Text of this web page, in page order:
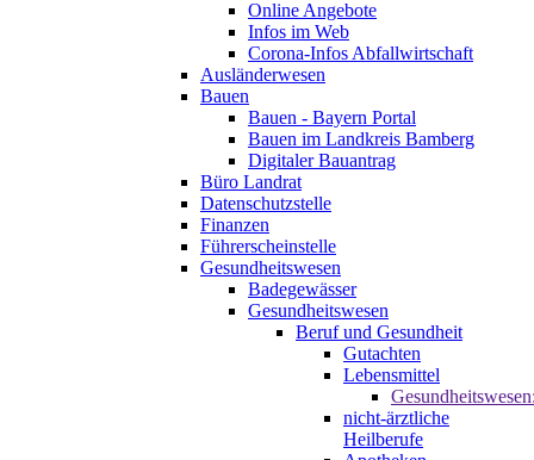
Online Angebote
Infos im Web
Corona-Infos Abfallwirtschaft
Ausländerwesen
Bauen
Bauen - Bayern Portal
Bauen im Landkreis Bamberg
Digitaler Bauantrag
Büro Landrat
Datenschutzstelle
Finanzen
Führerscheinstelle
Gesundheitswesen
Badegewässer
Gesundheitswesen
Beruf und Gesundheit
Gutachten
Lebensmittel
nicht-ärztliche
Heilberufe